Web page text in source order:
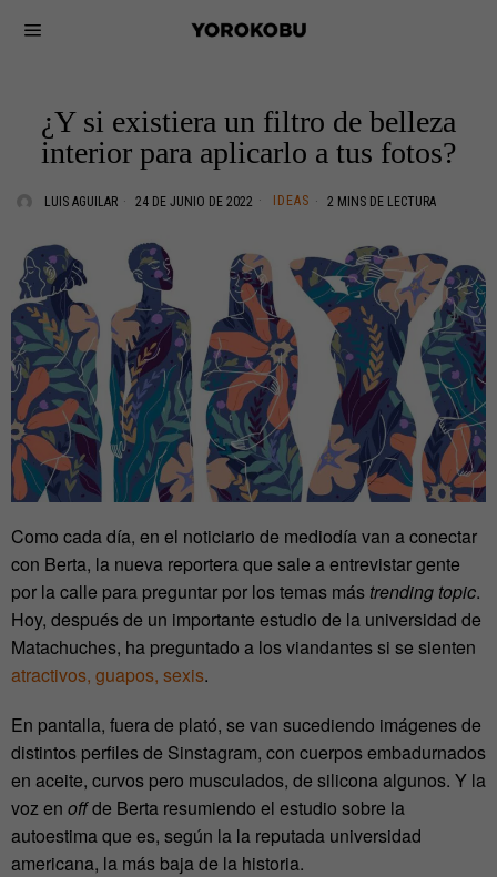
¿Y si existiera un filtro de belleza
interior para aplicarlo a tus fotos?
LUIS AGUILAR 24 DE JUNIO DE 2022 IDEAS 2 MINS DE LECTURA
Como cada día, en el noticiario de mediodía van a conectar
con Berta, la nueva reportera que sale a entrevistar gente
por la calle para preguntar por los temas más trending topic.
Hoy, después de un importante estudio de la universidad de
Matachuches, ha preguntado a los viandantes si se sienten
atractivos, guapos, sexis.
En pantalla, fuera de plató, se van sucediendo imágenes de
distintos perfiles de Sinstagram, con cuerpos embadurnados
en aceite, curvos pero musculados, de silicona algunos. Y la
voz en offde Berta resumiendo el estudio sobre la
autoestima que es, según la la reputada universidad
americana, la más baja de la historia.